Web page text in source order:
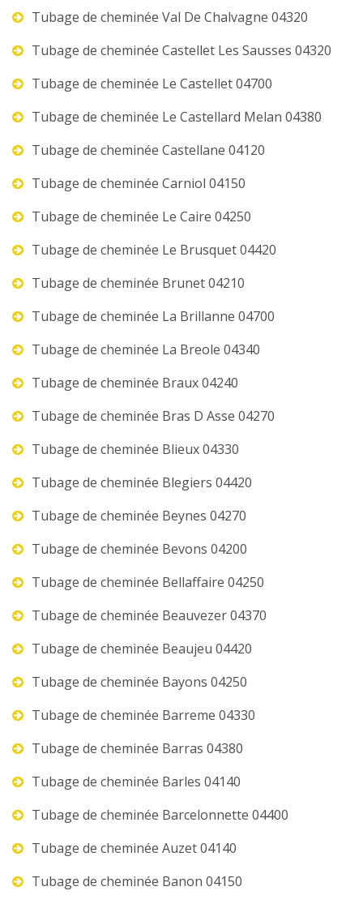
Tubage de cheminée Val De Chalvagne 04320
Tubage de cheminée Castellet Les Sausses 04320
Tubage de cheminée Le Castellet 04700
Tubage de cheminée Le Castellard Melan 04380
Tubage de cheminée Castellane 04120
Tubage de cheminée Carniol 04150
Tubage de cheminée Le Caire 04250
Tubage de cheminée Le Brusquet 04420
Tubage de cheminée Brunet 04210
Tubage de cheminée La Brillanne 04700
Tubage de cheminée La Breole 04340
Tubage de cheminée Braux 04240
Tubage de cheminée Bras D Asse 04270
Tubage de cheminée Blieux 04330
Tubage de cheminée Blegiers 04420
Tubage de cheminée Beynes 04270
Tubage de cheminée Bevons 04200
Tubage de cheminée Bellaffaire 04250
Tubage de cheminée Beauvezer 04370
Tubage de cheminée Beaujeu 04420
Tubage de cheminée Bayons 04250
Tubage de cheminée Barreme 04330
Tubage de cheminée Barras 04380
Tubage de cheminée Barles 04140
Tubage de cheminée Barcelonnette 04400
Tubage de cheminée Auzet 04140
Tubage de cheminée Banon 04150